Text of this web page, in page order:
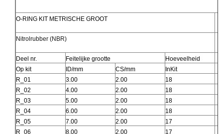
O-RING KIT METRISCHE GROOT
Nitrolrubber (NBR)
Deel nr. Feitelijke grootte
Hoeveelheid
Op kit
ID/mm CS/mm
InKit
R_01
3.00 2.00
18
R_02
4.00 2.00
18
R_03
5.00 2.00
18
R_04
6.00 2.00
18
R_05
7.00 2.00
17
R_06
8.00 2.00
17